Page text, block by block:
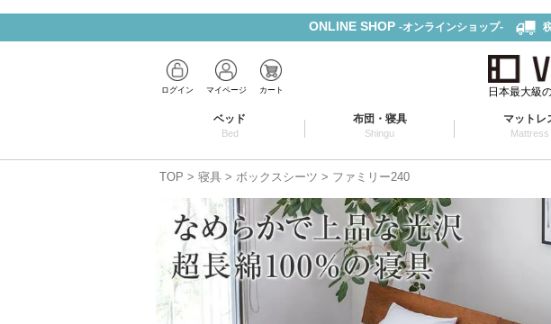
ONLINE SHOP -オンラインショップ-
ログイン マイページ カート 日本最大級
ベッド
Bed
布団・寝具
Shingu
マットレ
Mattress
TOP 寝具 ボックスシーツ ファミリー240